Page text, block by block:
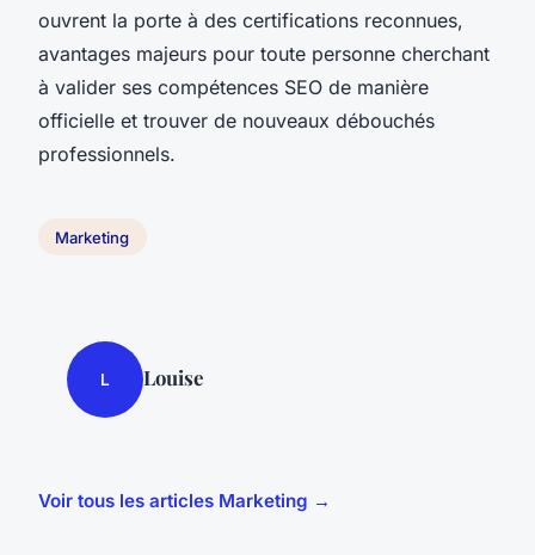
ouvrent la porte à des certifications reconnues,
avantages majeurs pour toute personne cherchant
à valider ses compétences SEO de manière
officielle et trouver de nouveaux débouchés
professionnels.
Marketing
L Louise
Voir tous les articles Marketing →